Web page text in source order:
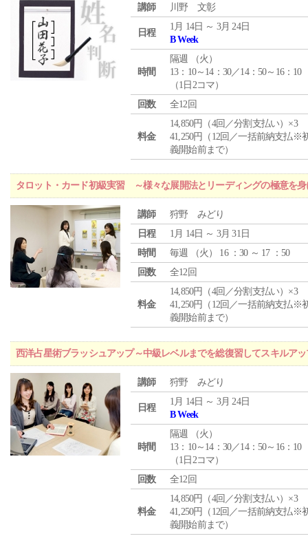
講師 川野 文彰
日程
1月 14日 ～ 3月 24日
B Week
時間
隔週 （火 ）
13：10～14：30／14：50～16：10
（1日2コマ）
回数
全12回
料金
14,850円（4回／分割支払い）×3
41,250円（12回／一括前納支払※
義開始前まで）
タロット・カード初級実習 ～様々な展開法とリーディングの極意を身
講師
狩野 みどり
日程
1月 14日 ～ 3月 31日
時間
毎週 （火 ） 16 ：30 ～ 17 ：50
回数
全12回
料金
14,850円（4回／分割支払い）×3
41,250円（12回／一括前納支払※
義開始前まで）
西洋占星術ブラッシュアップ～中級レベルまでを総復習してスキルア
講師 狩野 みどり
日程
1月 14日 ～ 3月 24日
B Week
時間
隔週 （火 ）
13：10～14：30／14：50～16：10
（1日2コマ）
回数
全12回
料金
14,850円（4回／分割支払い）×3
41,250円（12回／一括前納支払※
義開始前まで）